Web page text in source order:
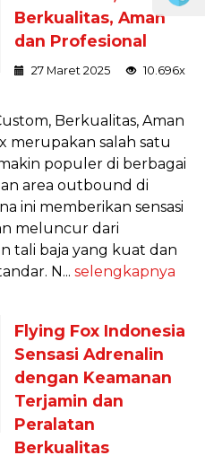
Berkualitas, Aman
dan Profesional
27 Maret 2025
10.696x
Berkualitas, Aman
merupakan salah satu
populer di berbagai
area outbound di
ini memberikan sensasi
meluncur dari
tali baja yang kuat dan
N... selengkapnya
Flying Fox Indonesia
Sensasi Adrenalin
dengan Keamanan
Terjamin dan
Peralatan
Berkualitas